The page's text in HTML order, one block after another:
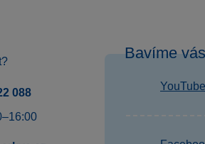
088
Bavíme
YouTube